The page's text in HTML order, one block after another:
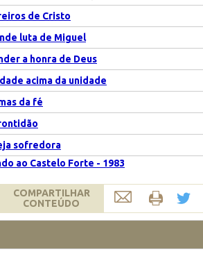
de Cristo
luta de Miguel
a honra de Deus
acima da unidade
da fé
sofredora
ao Castelo Forte - 1983
COMPARTILHAR
CONTEÚDO